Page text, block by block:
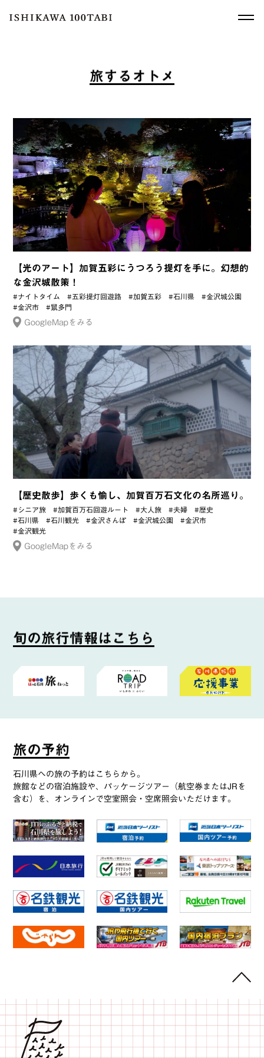
旅 す る オ ト メ
【光のアート】加賀五彩にうつろう提灯を手に。幻想的
な金沢城散策！
#ナイトタイム #五彩提灯回遊路 #加賀五彩 #石川県
#金沢城公園
#金沢市
#鼠多門
GoogleMapをみる
【歴史散歩】歩くも愉し、加賀百万石文化の名所巡り。
#シニア旅 #加賀百万石回遊ルート #大人旅 #夫婦
#歴史
#石川県
#石川観光 #金沢さんぽ #金沢城公園
#金沢市
#金沢観光
GoogleMapをみる
旬の旅行情報は こ ち ら
旅の予約
石川県への旅の予約はこちらから。
旅館などの宿泊施設や、パッケージツアー（航空券またはJRを
含む）を、オンラインで空室照会・空席照会いただけます。